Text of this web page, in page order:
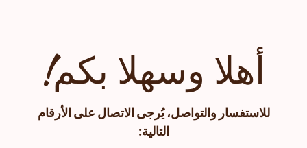
أهلا وسهلا بكم!
للاستفسار والتواصل، يُرجى الاتصال على الأرقام
التالية: